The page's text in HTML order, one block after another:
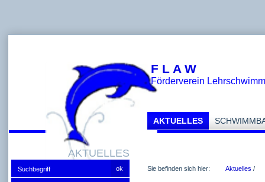
F L A W
Förderverein
AKTUELLES
AKTUELLES
Sie befinden sich hier: Aktuelles /